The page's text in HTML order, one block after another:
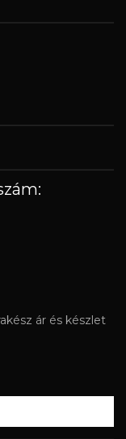
ár és készlet